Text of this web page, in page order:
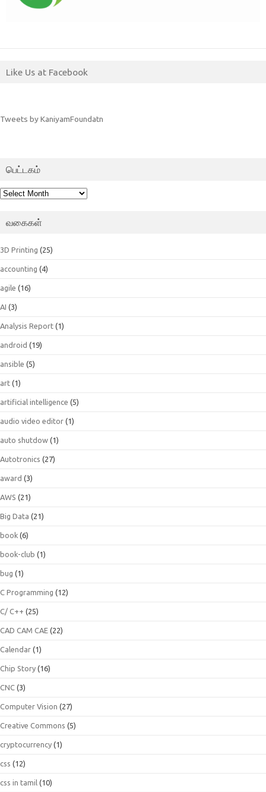
Like Us at Facebook
Tweets by KaniyamFoundatn
பெட்டகம்
பெட்டகம்
வகைகள்
3D Printing (25)
accounting (4)
agile (16)
AI (3)
Analysis Report (1)
android (19)
ansible (5)
art (1)
artificial intelligence (5)
audio video editor (1)
auto shutdow (1)
Autotronics (27)
award (3)
AWS (21)
Big Data (21)
book (6)
book-club (1)
bug (1)
C Programming (12)
C/ C++ (25)
CAD CAM CAE (22)
Calendar (1)
Chip Story (16)
CNC (3)
Computer Vision (27)
Creative Commons (5)
cryptocurrency (1)
css (12)
css in tamil (10)